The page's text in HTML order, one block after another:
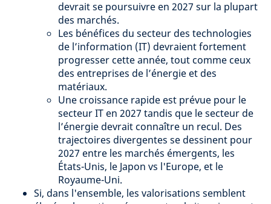
devrait se poursuivre en 2027 sur la plupart
des marchés.
Les bénéfices du secteur des technologies
de l’information (IT) devraient fortement
progresser cette année, tout comme ceux
des entreprises de l’énergie et des
matériaux.
Une croissance rapide est prévue pour le
secteur IT en 2027 tandis que le secteur de
l’énergie devrait connaître un recul. Des
trajectoires divergentes se dessinent pour
2027 entre les marchés émergents, les
États-Unis, le Japon vs l'Europe, et le
Royaume-Uni.
Si, dans l'ensemble, les valorisations semblent